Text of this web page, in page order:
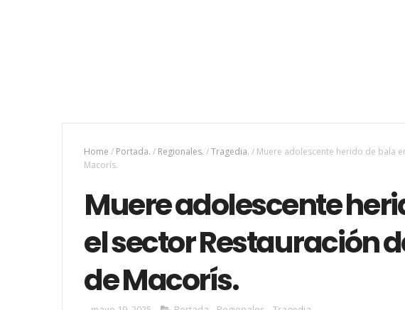
Home / Portada. / Regionales. /Tragedia. / Muere adolescente herido de bala
Macorís.
Muere adolescente
el sector Restauración
de Macorís.